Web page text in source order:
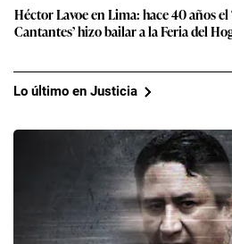
Héctor Lavoe en Lima: hace 40 años el
Cantantes’ hizo bailar a la Feria del
Lo último en Justicia